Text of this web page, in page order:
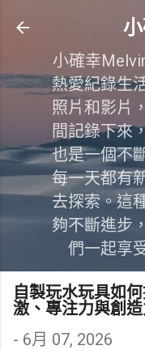
小確幸
熱愛紀錄生
照片和影片
間記錄下來
也是一個不
每一天都有
去探索。這
夠不斷進步
們一起享
自製玩水玩具如
激、專注力與創
- 6月 07, 2026